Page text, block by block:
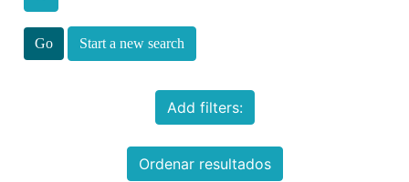
Start a new search
Add filters:
Ordenar resultados